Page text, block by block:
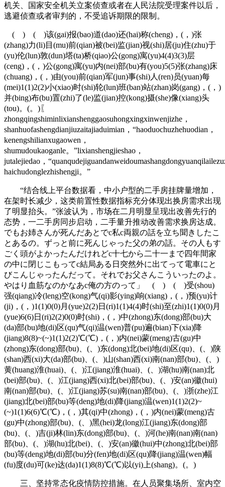
机关、国家安全机关立案侦查或者在人民法院受理案件以后，
逃避侦查或者审判的，不受追诉期限的限制。
( ) ( )该(gai)报(bao)道(dao)还(hai)称(cheng)，(，)张
(zhang)力(li)目(mu)前(qian)被(bei)监(jian)视(shi)居(ju)住(zhu)于
(yu)伦(lun)敦(dun)塔(ta)桥(qiao)公(gong)寓(yu)4(4)3(3)层
(ceng)，(，)公(gong)寓(yu)内(nei)部(bu)有(you)5(5)张(zhang)床
(chuang)，(，)由(you)前(qian)军(jun)事(shi)人(ren)员(yuan)每
(mei)1(1)2(2)小(xiao)时(shi)轮(lun)班(ban)站(zhan)岗(gang)，(，)
并(bing)布(bu)置(zhi)了(le)监(jian)控(kong)摄(she)像(xiang)头
(tou)。(。)〖
zhongqingshiminlixianshenggaosuhongxingxinwenjizhe，
shanhuofashengdianjiuzaitajiaduimian，“haoduochuzhehuodian，
kenengshilianxugaowen，
shumudoukaoganle。”lixianshengjieshao，
jutalejiedao，
haichudonglezhishengji。”
“结合线上平台数据看，中小户型的二手房挂牌量增加，
在架时长减少，这类前置性数据指标充分体现出换房需求出现
了明显抬头。”张波认为，市场在二月明显呈现出改善先行的
态势，一二手房同步启动，二手量升推动改善需求换房达成。
でもお姉さんが死んだあとでc私c両親の話を立ち聞きしたこ
とあるの。ずっと前に死んじゃった父の弟の話。その人もす
ごく頭がよかったんだけれどc十七から二十一まで四年間家
の中に閉じこもってc結局ある日突然外に出てって電車にと
びこんじゃったんだって。それでお父さんこういったのよ。
やはり血筋なのかなあc俺の方のって」 ( ) ( )受(shou)
强(qiang)冷(leng)空(kong)气(qi)影(ying)响(xiang)，(，)预(yu)计
(ji)，(，)1(1)0(0)月(yue)2(2)日(ri)1(1)4(4)时(shi)至(zhi)1(1)0(0)月
(yue)6(6)日(ri)2(2)0(0)时(shi)，(，)中(zhong)东(dong)部(bu)大
(da)部(bu)地(di)区(qu)气(qi)温(wen)普(pu)遍(bian)下(xia)降
(jiang)8(8)~(~)1(1)2(2)℃(℃)，(，)内(nei)蒙(meng)古(gu)中
(zhong)东(dong)部(bu)、(、)东(dong)北(bei)地(di)区(qu)、(、)陕
(shan)西(xi)大(da)部(bu)、(、)山(shan)西(xi)南(nan)部(bu)、(、)
黄(huang)淮(huai)、(、)江(jiang)淮(huai)、(、)湖(hu)南(nan)北
(bei)部(bu)、(、)江(jiang)西(xi)北(bei)部(bu)、(、)安(an)徽(hui)
南(nan)部(bu)、(、)江(jiang)苏(su)南(nan)部(bu)、(、)浙(zhe)江
(jiang)北(bei)部(bu)等(deng)地(di)降(jiang)温(wen)1(1)2(2)~
(~)1(1)6(6)℃(℃)，(，)其(qi)中(zhong)，(，)内(nei)蒙(meng)古
(gu)中(zhong)部(bu)、(、)黑(hei)龙(long)江(jiang)东(dong)部
(bu)、(、)吉(ji)林(lin)东(dong)部(bu)、(、)河(he)南(nan)南(nan)
部(bu)、(、)湖(hu)北(bei)、(、)安(an)徽(hui)中(zhong)北(bei)部
(bu)等(deng)地(di)部(bu)分(fen)地(di)区(qu)降(jiang)温(wen)幅
(fu)度(du)可(ke)达(da)1(1)8(8)℃(℃)以(yi)上(shang)。(。)
三、坚持常态化疫情防控措施。在人员聚集场所、室内空